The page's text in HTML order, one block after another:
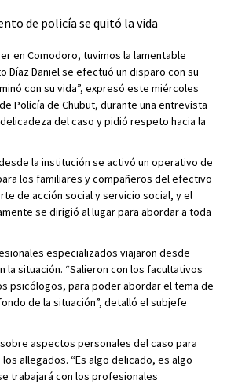
en Comodoro, tuvimos la lamentable
Díaz Daniel se efectuó un disparo con su
con su vida”, expresó este miércoles
Policía de Chubut, durante una entrevista
del caso y pidió respeto hacia la
la institución se activó un operativo de
los familiares y compañeros del efectivo
de acción social y servicio social, y el
se dirigió al lugar para abordar a toda
especializados viajaron desde
la situación. “Salieron con los facultativos
psicólogos, para poder abordar el tema de
de la situación”, detalló el subjefe
aspectos personales del caso para
allegados. “Es algo delicado, es algo
trabajará con los profesionales